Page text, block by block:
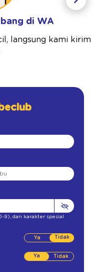
di WA
langsung kami kirim
9), dan karakter spesial
Tidak
Ya